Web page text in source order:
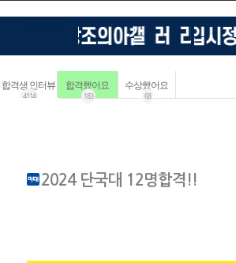
합격생 인터뷰
4114
합격했어요
183
수상했어요
68
2024 단국대 12명합격!!